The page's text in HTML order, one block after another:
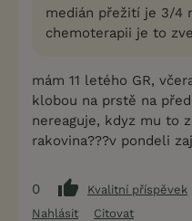
medián přežití je 3/4
chemoterapii je to
mám 11 letého GR,
klobou na prstě na
nereaguje, kdyz mu to
rakovina???v pondeli
0
Kvalitní příspěvek
Nahlásit
Citovat